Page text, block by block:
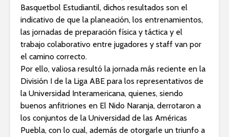
Basquetbol Estudiantil, dichos resultados son el
indicativo de que la planeación, los entrenamientos,
las jornadas de preparación física y táctica y el
trabajo colaborativo entre jugadores y staff van por
el camino correcto.
Por ello, valiosa resultó la jornada más reciente en la
División I de la Liga ABE para los representativos de
la Universidad Interamericana, quienes, siendo
buenos anfitriones en El Nido Naranja, derrotaron a
los conjuntos de la Universidad de las Américas
Puebla, con lo cual, además de otorgarle un triunfo a